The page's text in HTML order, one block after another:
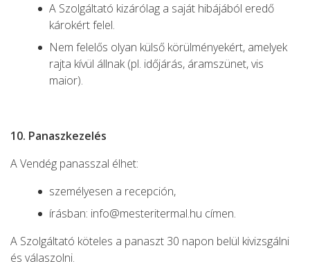
A Szolgáltató kizárólag a saját hibájából eredő
károkért felel.
Nem felelős olyan külső körülményekért, amelyek
rajta kívül állnak (pl. időjárás, áramszünet, vis
maior).
10. Panaszkezelés
A Vendég panasszal élhet:
személyesen a recepción,
írásban: info@mesteritermal.hu címen.
A Szolgáltató köteles a panaszt 30 napon belül kivizsgálni
és válaszolni.